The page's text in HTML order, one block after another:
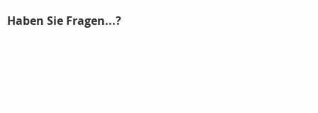
Haben Sie Fragen...?